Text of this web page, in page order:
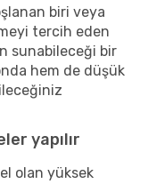
biri veya
tercih eden
sunabileceği bir
hem de düşük
yapılır
olan yüksek